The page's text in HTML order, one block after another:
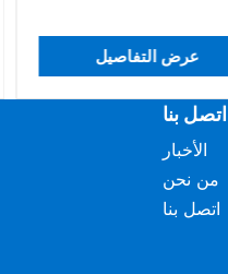
عرض التفاصيل
اتصل بنا
الأخبار
من نحن
اتصل بنا